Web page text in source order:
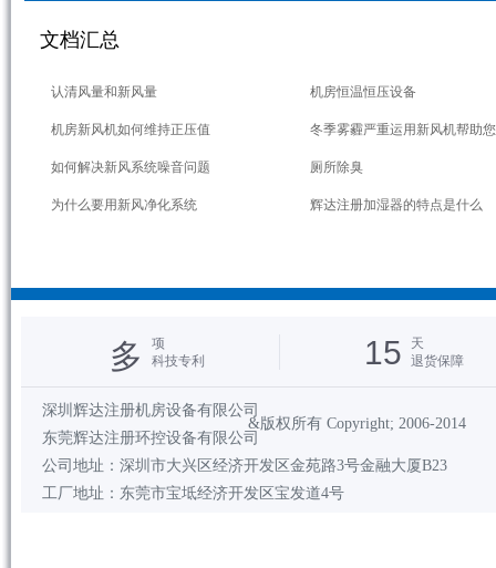
文档汇总
认清风量和新风量 机房恒温恒压设备
机房新风机如何维持正压值 冬季雾霾严重运用新风机帮助您
如何解决新风系统噪音问题 厕所除臭
为什么要用新风净化系统 辉达注册加湿器的特点是什么
多
项
科技专利
15
天
退货保障
&版权所有 Copyright; 2006-2014
深圳辉达注册机房设备有限公司
东莞辉达注册环控设备有限公司
公司地址：深圳市大兴区经济开发区金苑路3号金融大厦B23
工厂地址：东莞市宝坻经济开发区宝发道4号